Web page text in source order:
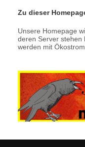
Zu dieser
Unsere Homepage
deren Server stehen
werden mit